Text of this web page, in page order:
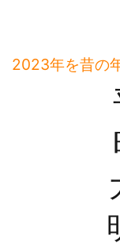
2023年を昔の